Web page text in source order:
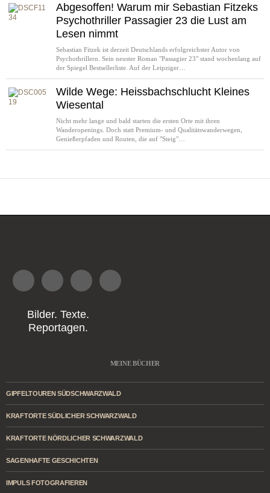
Abgesoffen! Warum mir Sebastian Fitzeks
Psychothriller Passagier 23 die Lust am
Lesen nimmt
Sebastian Fitzek ist derzeit Deutschlands erfolgreichster Autor von
Psychothrillern. Sein neuster Roman "Passagier 23" stand wochenlang auf
der Spiegel Bestsellerliste. Auf der Leipziger…
Wilde Wege: Heissbachschlucht Kleines
Wiesental
Nicht mehr lange und bald starten die ersten Orte mit ihren
Wanderopenings. Doch statt Premium- und Qualitätswanderwegen,
Genießerpfaden und Routen, die auf "Steig"…
Bilder. Texte.
Reportagen.
MEINE BÜCHER
GIPFELTOUREN SÜDSCHWARZWALD
KRAFTORTE SÜDLICHER SCHWARZWALD
KRAFTORTE NÖRDLICHER SCHWARZWALD
SAGENHAFTE GESCHICHTEN
IMPULS FOTOGRAFIEREN